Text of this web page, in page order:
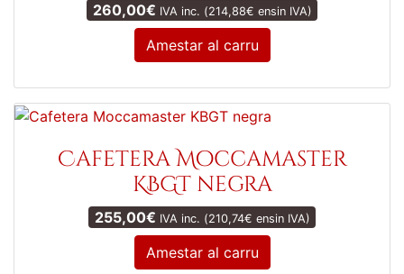
260,00€ IVA inc. (214,88€ ensin IVA)
Amestar al carru
Cafetera Moccamaster
KBGT negra
255,00€ IVA inc. (210,74€ ensin IVA)
Amestar al carru